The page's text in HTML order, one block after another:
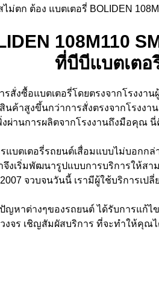
ม่ตก ต้อง แบตเตอรี่ BOLIDEN
108M110
ที่บีบีแบตเตอ
สั่งซื้อแบตเตอรี่โดยตรงจากโรงงา
าสูงขึ้นกว่าการสั่งตรงจากโรงงา
นการผลิตจากโรงงานถึงมือคุณ นี่
แบตเตอรี่รถยนต์เสื่อมแบบไม่บอก
จึงเริ่มพัฒนารูปแบบการบริการให้
จวบจนวันนี้ เรามีผู้ใช้บริการเ
ญหาต่างๆของรถยนต์ ได้รับการแ
ร เชิญสัมผัสบริการ ที่จะทำให้คุณ